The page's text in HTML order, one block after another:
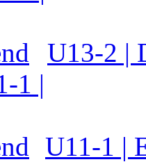
U13-2 |
U11-1 |